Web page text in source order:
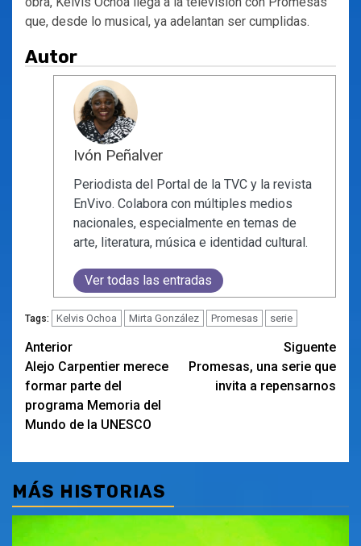
que, desde lo musical, ya adelantan ser cumplidas.
Autor
Ivón Peñalver
Periodista del Portal de la TVC y la revista
EnVivo. Colabora con múltiples medios
nacionales, especialmente en temas de
arte, literatura, música e identidad cultural.
Ver todas las entradas
Tags: Kelvis Ochoa Mirta González Promesas serie
Navegación
de
entradas
Anterior
Alejo Carpentier merece
formar parte del
programa Memoria del
Mundo de la UNESCO
Siguente
Promesas, una serie que
invita a repensarnos
MÁS HISTORIAS